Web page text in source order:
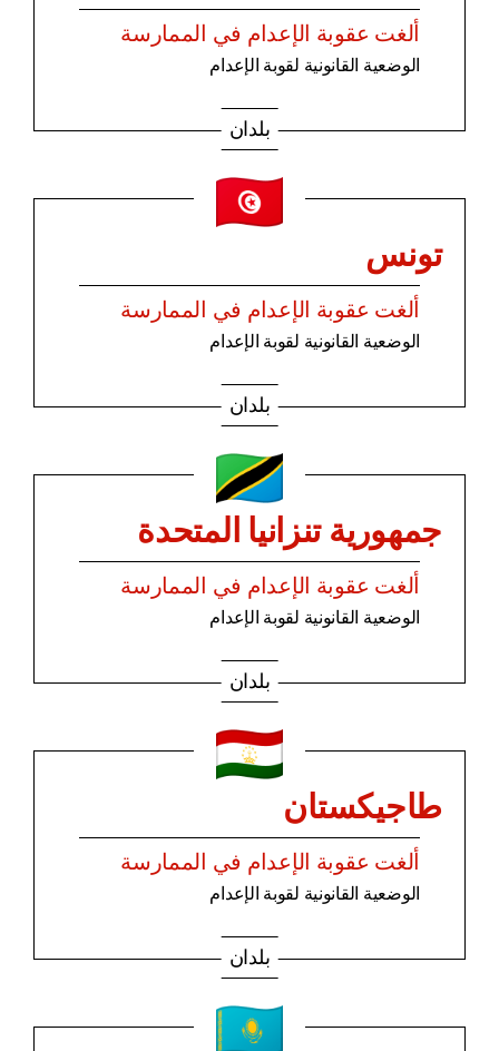
ألغت عقوبة الإعدام في الممارسة
الوضعية القانونية لقوبة الإعدام
بلدان
تونس
ألغت عقوبة الإعدام في الممارسة
الوضعية القانونية لقوبة الإعدام
بلدان
جمهورية تنزانيا المتحدة
ألغت عقوبة الإعدام في الممارسة
الوضعية القانونية لقوبة الإعدام
بلدان
طاجيكستان
ألغت عقوبة الإعدام في الممارسة
الوضعية القانونية لقوبة الإعدام
بلدان